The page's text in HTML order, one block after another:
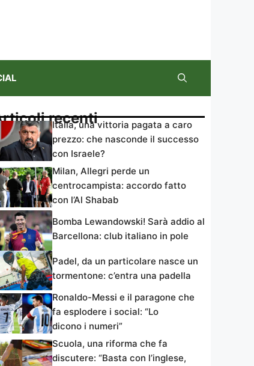
recenti
Italia, una vittoria pagata a caro
prezzo: che nasconde il successo
con Israele?
Milan, Allegri perde un
centrocampista: accordo fatto
con l’Al Shabab
Bomba Lewandowski! Sarà addio al
Barcellona: club italiano in pole
Padel, da un particolare nasce un
tormentone: c’entra una padella
Ronaldo-Messi e il paragone che
fa esplodere i social: “Lo
dicono i numeri”
Scuola, una riforma che fa
discutere: “Basta con l’inglese,